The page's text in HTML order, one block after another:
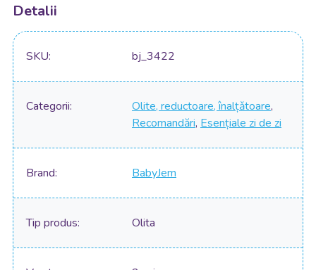
Detalii
SKU bj_3422
Categorii Olite, reductoare, înalțǎtoare,
Recomandări, Esențiale zi de zi
Brand BabyJem
Tip produs Olita